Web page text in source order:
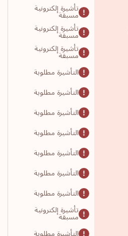
تأشيرة إلكترونية
مسبقة
تأشيرة إلكترونية
مسبقة
تأشيرة إلكترونية
مسبقة
التأشيرة مطلوبة
التأشيرة مطلوبة
التأشيرة مطلوبة
التأشيرة مطلوبة
التأشيرة مطلوبة
التأشيرة مطلوبة
التأشيرة مطلوبة
تأشيرة إلكترونية
مسبقة